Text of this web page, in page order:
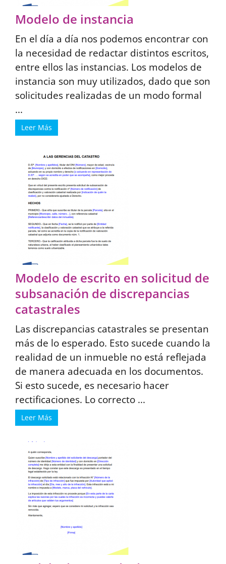
Modelo de instancia
En el día a día nos podemos encontrar con
la necesidad de redactar distintos escritos,
entre ellos las instancias. Los modelos de
instancia son muy utilizados, dado que son
solicitudes realizadas de un modo formal
...
Leer Más
Modelo de escrito en solicitud de
subsanación de discrepancias
catastrales
Las discrepancias catastrales se presentan
más de lo esperado. Esto sucede cuando la
realidad de un inmueble no está reflejada
de manera adecuada en los documentos.
Si esto sucede, es necesario hacer
rectificaciones. Lo correcto ...
Leer Más